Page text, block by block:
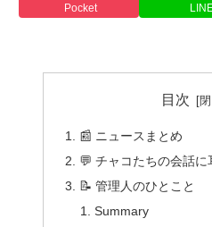
Pocket
目次
📰 ニュースまとめ
💬 チャコたちの会話に
📝 管理人のひとこと
Summary